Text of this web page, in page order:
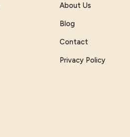
About Us
Blog
Contact
Privacy Policy